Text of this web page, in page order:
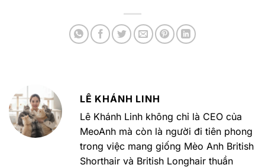
LÊ KHÁNH LINH
Lê Khánh Linh không chỉ là CEO của
MeoAnh mà còn là người đi tiên phong
trong việc mang giống Mèo Anh British
Shorthair và British Longhair thuần